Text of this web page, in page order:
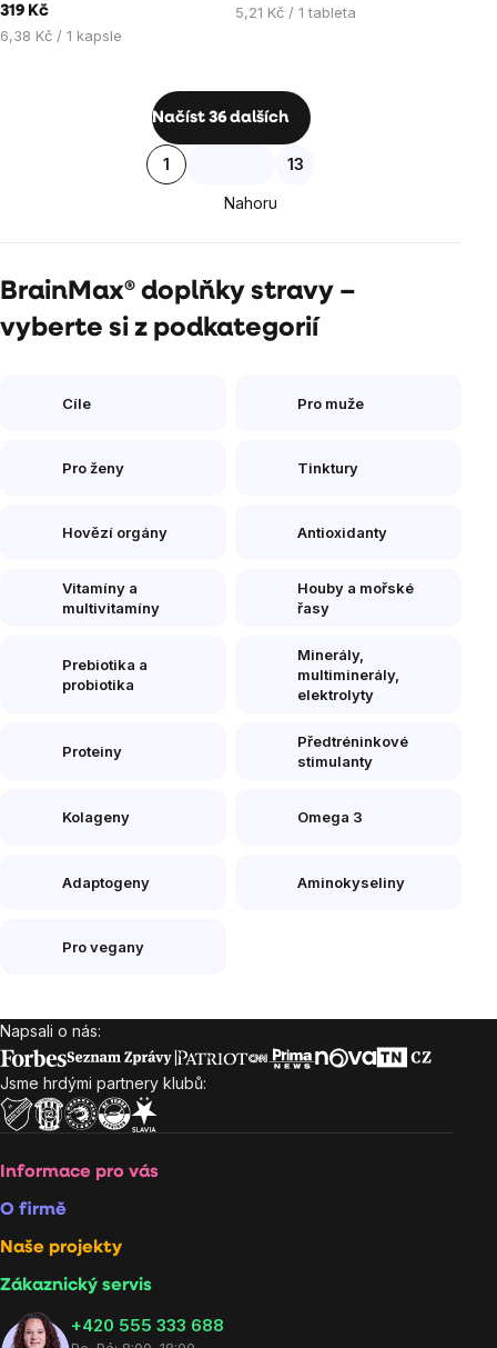
319 Kč
Měrná
6,38 Kč / 1 kapsle
Měrná
5,21 Kč / 1 tableta
Ovládací
výpisu
Načíst 36 dalších
Stránkování
1 13
Nahoru
BrainMax® doplňky stravy –
vyberte si z podkategorií
Cíle Pro muže
Pro ženy Tinktury
Hovězí orgány Antioxidanty
Vitamíny a
multivitamíny
Houby a mořské
řasy
Prebiotika a
probiotika
Minerály,
multiminerály,
elektrolyty
Proteiny
Předtréninkové
stimulanty
Kolageny Omega 3
Adaptogeny Aminokyseliny
Pro vegany
Zápatí
Napsali o nás:
Jsme hrdými partnery klubů:
Informace pro vás
O firmě
Naše projekty
Zákaznický servis
‭+420 555 333 688